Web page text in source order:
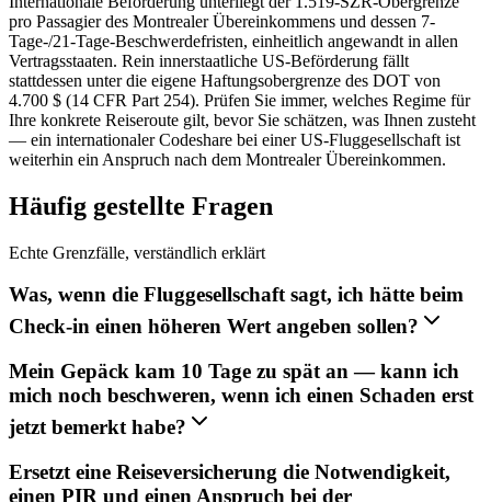
pro Passagier des Montrealer Übereinkommens und dessen 7-
Tage-/21-Tage-Beschwerdefristen, einheitlich angewandt in allen
Vertragsstaaten. Rein innerstaatliche US-Beförderung fällt
stattdessen unter die eigene Haftungsobergrenze des DOT von
4.700 $ (14 CFR Part 254). Prüfen Sie immer, welches Regime für
Ihre konkrete Reiseroute gilt, bevor Sie schätzen, was Ihnen zusteht
— ein internationaler Codeshare bei einer US-Fluggesellschaft ist
weiterhin ein Anspruch nach dem Montrealer Übereinkommen.
Häufig gestellte Fragen
Echte Grenzfälle, verständlich erklärt
Was, wenn die Fluggesellschaft sagt, ich hätte beim
Check-in einen höheren Wert angeben sollen?
Mein Gepäck kam 10 Tage zu spät an — kann ich
mich noch beschweren, wenn ich einen Schaden erst
jetzt bemerkt habe?
Ersetzt eine Reiseversicherung die Notwendigkeit,
einen PIR und einen Anspruch bei der